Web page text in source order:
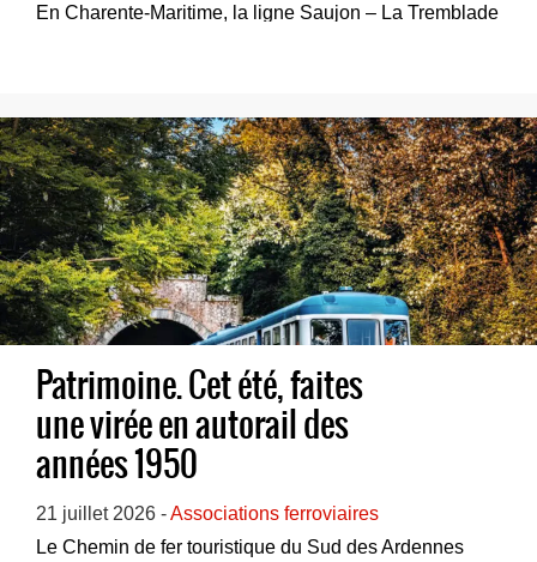
En Charente-Maritime, la ligne Saujon – La Tremblade
Patrimoine. Cet été, faites
une virée en autorail des
années 1950
21 juillet 2026 -Associations ferroviaires
Le Chemin de fer touristique du Sud des Ardennes